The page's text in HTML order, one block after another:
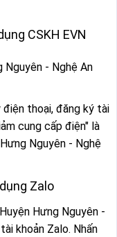
CSKH EVN
Nguyên - Nghệ An
thoại, đăng ký tài
cung cấp điện" là
Nguyên - Nghệ
Zalo
Hưng Nguyên -
khoản Zalo. Nhấn